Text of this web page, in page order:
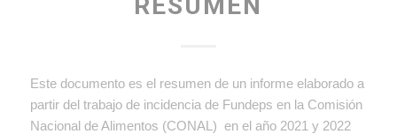
Este documento es el resumen de un informe elaborado a
partir del trabajo de incidencia de Fundeps en la Comisión
Nacional de Alimentos (CONAL) en el año 2021 y 2022